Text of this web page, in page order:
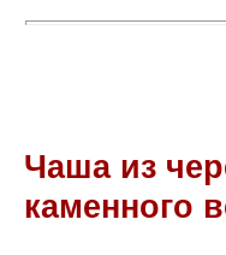
Чаша из
каменного